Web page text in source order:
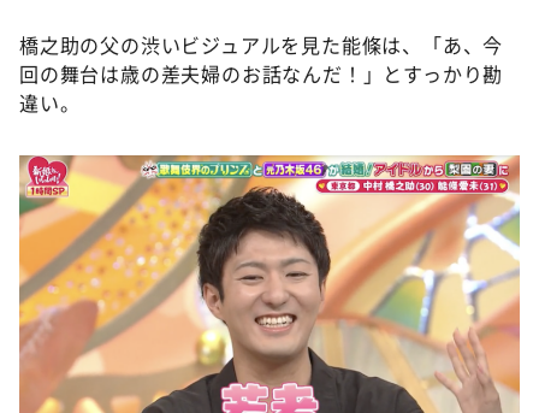
橋之助の父の渋いビジュアルを見た能條は、「あ、今
回の舞台は歳の差夫婦のお話なんだ！」とすっかり勘
違い。